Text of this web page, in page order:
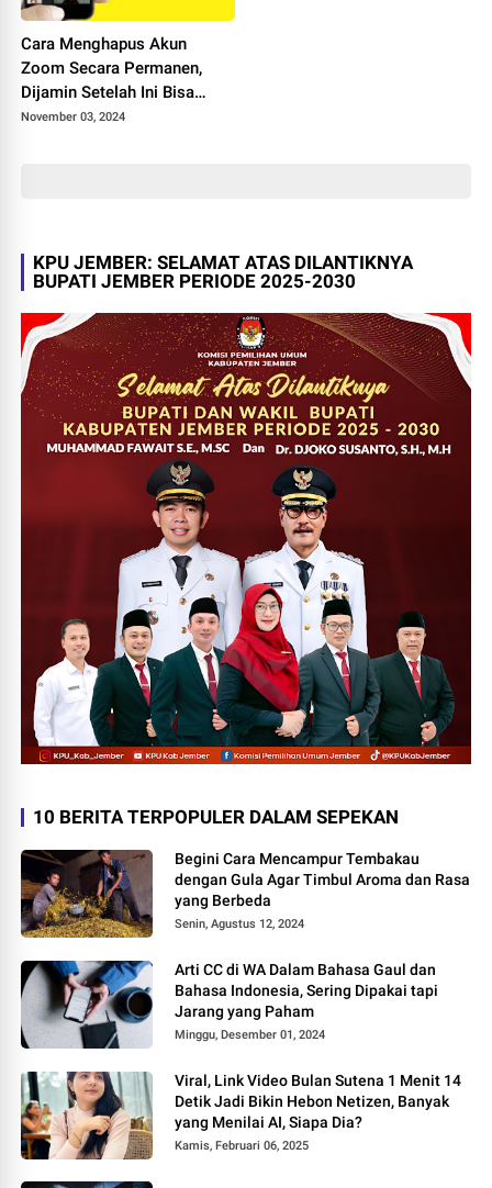
Cara Menghapus Akun
Zoom Secara Permanen,
Dijamin Setelah Ini Bisa
Pakai yang Baru dan Jauh
November 03, 2024
KPU JEMBER: SELAMAT ATAS DILANTIKNYA
BUPATI JEMBER PERIODE 2025-2030
10 BERITA TERPOPULER DALAM SEPEKAN
Begini Cara Mencampur Tembakau
dengan Gula Agar Timbul Aroma dan Rasa
yang Berbeda
Senin, Agustus 12, 2024
Arti CC di WA Dalam Bahasa Gaul dan
Bahasa Indonesia, Sering Dipakai tapi
Jarang yang Paham
Minggu, Desember 01, 2024
Viral, Link Video Bulan Sutena 1 Menit 14
Detik Jadi Bikin Hebon Netizen, Banyak
yang Menilai AI, Siapa Dia?
Kamis, Februari 06, 2025